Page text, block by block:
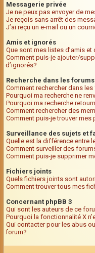
Messagerie privée
Je ne peux pas envoyer de
Je reçois sans arrêt des
J’ai reçu un e-mail ou un
Amis et ignorés
Que sont mes listes d’amis et
Comment puis-je ajouter/
d’ignorés?
Recherche dans les forums
Comment rechercher dans
Pourquoi ma recherche ne
Pourquoi ma recherche
Comment rechercher des
Comment puis-je trouver
Surveillance des sujets et
Quelle est la différence entre
Comment surveiller des
Comment puis-je supprimer
Fichiers joints
Quels fichiers joints sont
Comment trouver tous mes
Concernant phpBB 3
Qui sont les auteurs de ce
Pourquoi la fonctionnalité X
Qui contacter pour les abus
forum?